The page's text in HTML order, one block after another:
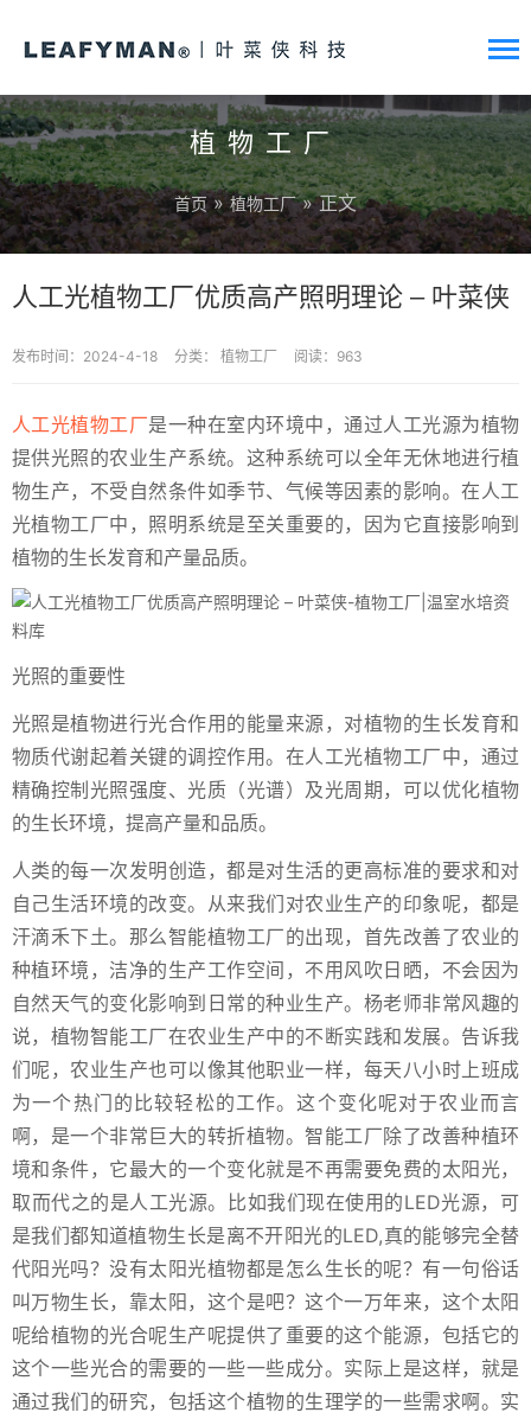
植物工厂
首页 »植物工厂» 正文
人工光植物工厂优质高产照明理论 – 叶菜侠
发布时间：2024-4-18 分类： 植物工厂 阅读：963
人工光植物工厂是一种在室内环境中，通过人工光源为植物
提供光照的农业生产系统。这种系统可以全年无休地进行植
物生产，不受自然条件如季节、气候等因素的影响。在人工
光植物工厂中，照明系统是至关重要的，因为它直接影响到
植物的生长发育和产量品质。
光照的重要性
光照是植物进行光合作用的能量来源，对植物的生长发育和
物质代谢起着关键的调控作用。在人工光植物工厂中，通过
精确控制光照强度、光质（光谱）及光周期，可以优化植物
的生长环境，提高产量和品质。
人类的每一次发明创造，都是对生活的更高标准的要求和对
自己生活环境的改变。从来我们对农业生产的印象呢，都是
汗滴禾下土。那么智能植物工厂的出现，首先改善了农业的
种植环境，洁净的生产工作空间，不用风吹日晒，不会因为
自然天气的变化影响到日常的种业生产。杨老师非常风趣的
说，植物智能工厂在农业生产中的不断实践和发展。告诉我
们呢，农业生产也可以像其他职业一样，每天八小时上班成
为一个热门的比较轻松的工作。这个变化呢对于农业而言
啊，是一个非常巨大的转折植物。智能工厂除了改善种植环
境和条件，它最大的一个变化就是不再需要免费的太阳光，
取而代之的是人工光源。比如我们现在使用的LED光源，可
是我们都知道植物生长是离不开阳光的LED,真的能够完全替
代阳光吗？没有太阳光植物都是怎么生长的呢？有一句俗话
叫万物生长，靠太阳，这个是吧？这个一万年来，这个太阳
呢给植物的光合呢生产呢提供了重要的这个能源，包括它的
这个一些光合的需要的一些一些成分。实际上是这样，就是
通过我们的研究，包括这个植物的生理学的一些需求啊。实